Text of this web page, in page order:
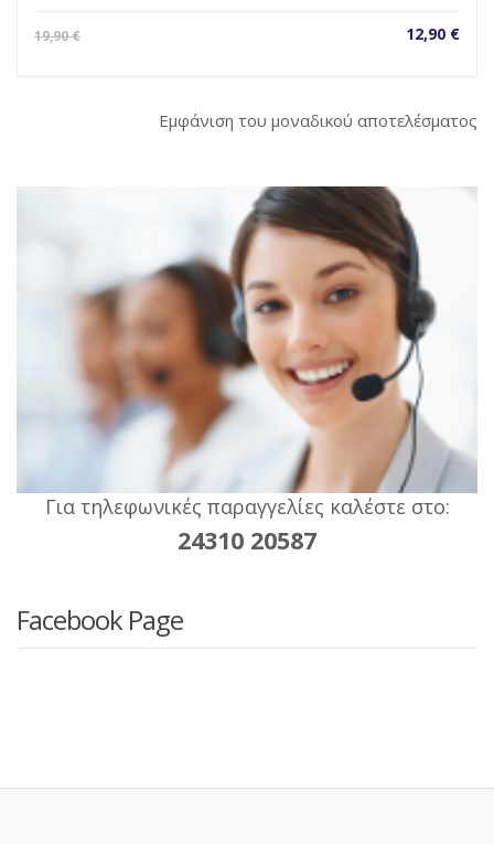
19,90€ 12,90 €
Η
12,90 €.
Εμφάνιση του μοναδικού αποτελέσματος
Για τηλεφωνικές παραγγελίες καλέστε στο:
24310 20587
Facebook Page